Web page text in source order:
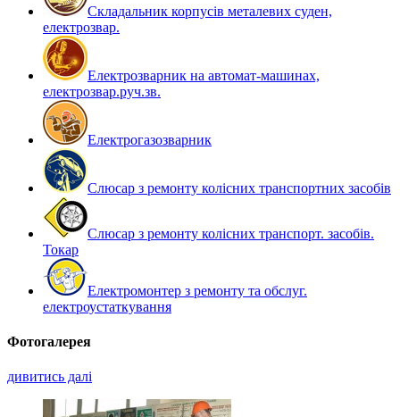
Складальник корпусів металевих суден,
електрозвар.
Електрозварник на автомат-машинах,
електрозвар.руч.зв.
Електрогазозварник
Слюсар з ремонту колісних транспортних засобів
Слюсар з ремонту колісних транспорт. засобів.
Токар
Електромонтер з ремонту та обслуг.
електроустаткування
Фотогалерея
дивитись далі